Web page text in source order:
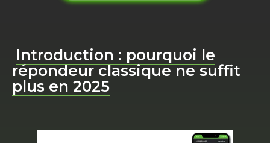
Introduction : pourquoi le
répondeur classique ne suffit
plus en 2025